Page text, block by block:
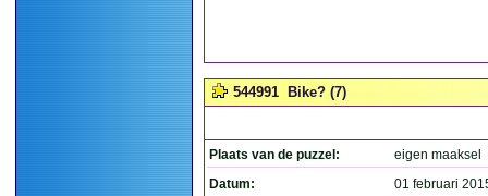
544991 Bike? (7)
Plaats van de puzzel:
eigen maaksel
Datum:
01 februari